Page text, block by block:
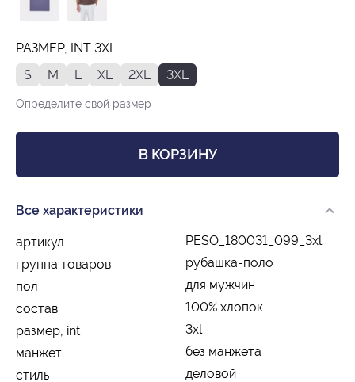
РАЗМЕР, INT 3XL
S
M L XL 2XL 3XL
Определите свой размер
В КОРЗИНУ
Все характеристики
артикул
PESO_180031_099_3xl
группа товаров
рубашка-поло
пол
для мужчин
состав
100% хлопок
размер, int
3xl
манжет
без манжета
стиль
деловой